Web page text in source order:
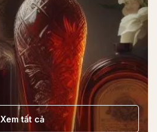
Xem tất cả